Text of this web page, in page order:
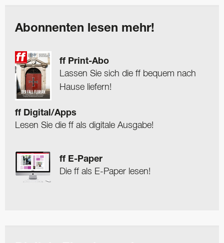
Abonnenten lesen mehr!
ff Print-Abo
Lassen Sie sich die ff bequem nach
Hause liefern!
ff Digital/Apps
Lesen Sie die ff als digitale Ausgabe!
ff E-Paper
Die ff als E-Paper lesen!